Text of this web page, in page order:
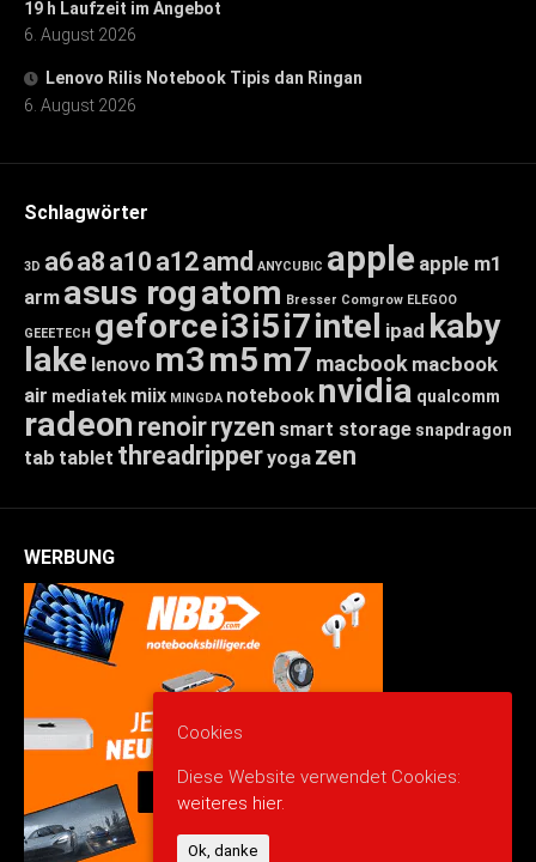
19 h Laufzeit im Angebot
6. August 2026
Lenovo Rilis Notebook Tipis dan Ringan
6. August 2026
Schlagwörter
3D a6a8 a10 a12amd ANYCUBIC apple apple m1
arm asus rogatom Bresser Comgrow ELEGOO
GEEETECH geforcei3i5i7intel ipad kaby
lake lenovo m3m5m7 macbook macbook
air mediatek miix MINGDA notebook nvidia qualcomm
radeon renoirryzen smart storage snapdragon
tab tablet threadripperyoga zen
WERBUNG
Cookies
Diese Website verwendet Cookies:
weiteres hier.
Ok, danke